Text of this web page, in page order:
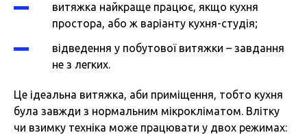
витяжка найкраще працює, якщо кухня
простора, або ж варіанту кухня-студія;
відведення у побутової витяжки – завдання
не з легких.
Це ідеальна витяжка, аби приміщення, тобто кухня
була завжди з нормальним мікрокліматом. Влітку
чи взимку техніка може працювати у двох режимах: